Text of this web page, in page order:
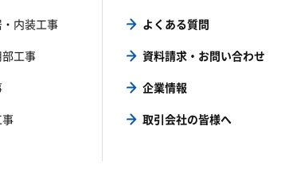
内装工事
部工事
事
よくある質問
資料請求・お問い合わせ
企業情報
取引会社の皆様へ